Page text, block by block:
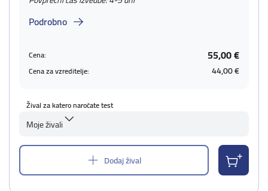
Podrobno
Cena: 55,00 €
Cena za vzreditelje: 44,00 €
Žival za katero naročate test
Moje živali
Dodaj žival